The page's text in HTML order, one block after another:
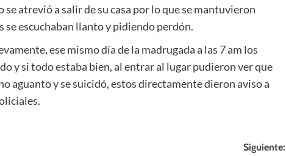
atrevió a salir de su casa por lo que se mantuvieron
escuchaban llanto y pidiendo perdón.
ese mismo día de la madrugada a las 7 am los
y si todo estaba bien, al entrar al lugar pudieron ver que
aguanto y se suicidó, estos directamente dieron aviso a
Siguiente: